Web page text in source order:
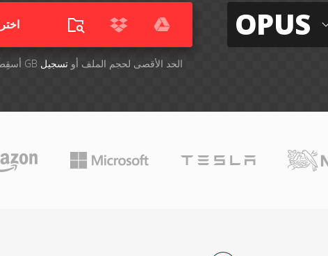
أسقِط الملفات هنا. 1 GB الحد الأقصى لحجم الملف أو تسجيل
OPUS